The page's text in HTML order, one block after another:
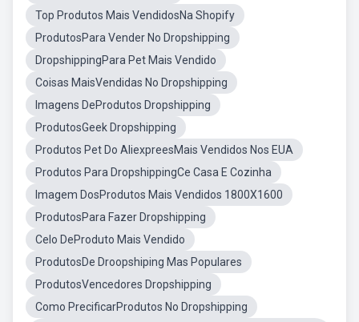
Top Produtos Mais VendidosNa Shopify
ProdutosPara Vender No Dropshipping
DropshippingPara Pet Mais Vendido
Coisas MaisVendidas No Dropshipping
Imagens DeProdutos Dropshipping
ProdutosGeek Dropshipping
Produtos Pet Do AliexpreesMais Vendidos Nos EUA
Produtos Para DropshippingCe Casa E Cozinha
Imagem DosProdutos Mais Vendidos 1800X1600
ProdutosPara Fazer Dropshipping
Celo DeProduto Mais Vendido
ProdutosDe Droopshiping Mas Populares
ProdutosVencedores Dropshipping
Como PrecificarProdutos No Dropshipping